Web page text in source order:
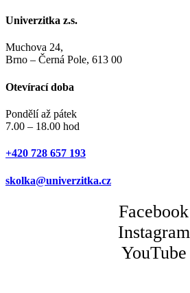
Univerzitka z.s.
Muchova 24,
Brno – Černá Pole, 613 00
Otevírací doba
Pondělí až pátek
7.00 – 18.00 hod
+420 728 657 193
skolka@univerzitka.cz
Facebook
Instagram
YouTube